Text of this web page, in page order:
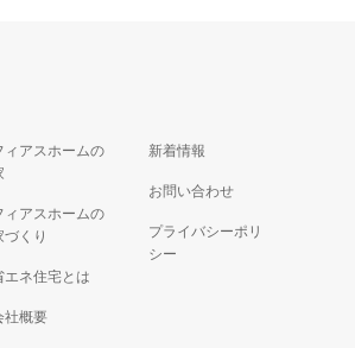
ィアスホームの
ィアスホームの
づくり
エネ住宅とは
社概要
新着情報
お問い合わせ
プライバシーポリ
シー